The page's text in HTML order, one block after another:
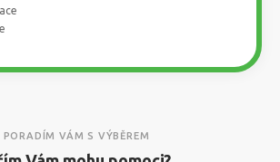
PORADÍM VÁM S VÝBĚREM